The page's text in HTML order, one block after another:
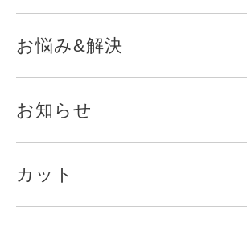
お悩み&解決
お知らせ
カット